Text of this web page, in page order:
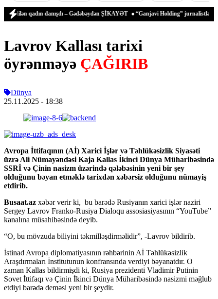
qadın danışdı – Gədəbəydən ŞİKAYƏT “Ganjavi Holding” jurnalistləri peşə
Lavrov Kallası tarixi
öyrənməyə ÇAĞIRIB
Dünya
25.11.2025 - 18:38
Avropa İttifaqının (Aİ) Xarici İşlər və Təhlükəsizlik Siyasəti
üzrə Ali Nümayəndəsi Kaja Kallas İkinci Dünya Müharibəsində
SSRİ və Çinin nasizm üzərində qələbəsinin yeni bir şey
olduğunu bəyan etməklə tarixdən xəbərsiz olduğunu nümayiş
etdirib.
Busaat.az xəbər verir ki, bu barədə Rusiyanın xarici işlər naziri
Sergey Lavrov Franko-Rusiya Dialoqu assosiasiyasının “YouTube”
kanalına müsahibəsində deyib.
“O, bu mövzuda biliyini təkmilləşdirməlidir”, -Lavrov bildirib.
İstinad Avropa diplomatiyasının rəhbərinin Aİ Təhlükəsizlik
Araşdırmaları İnstitutunun konfransında verdiyi bəyanatdır. O
zaman Kallas bildirmişdi ki, Rusiya prezidenti Vladimir Putinin
Sovet İttifaqı və Çinin İkinci Dünya Müharibəsində nasizmi məğlub
etdiyi barədə deməsi yeni bir şeydir.